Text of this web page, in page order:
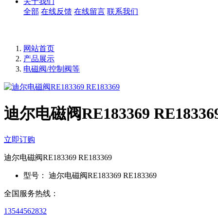
全部 在线反馈 在线留言 联系我们
网站首页
产品展示
电磁阀/控制阀等
迪尔电磁阀RE183369
立即订购
迪尔电磁阀RE183369 RE183369
型号： 迪尔电磁阀RE183369 RE183369
全国服务热线：
13544562832